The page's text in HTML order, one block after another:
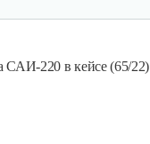
САИ-220 в кейсе (65/22)